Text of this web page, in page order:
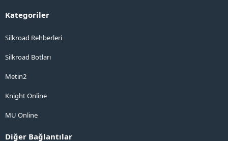
Kategoriler
Silkroad Rehberleri
Silkroad Botları
Metin2
Knight Online
MU Online
Diğer Bağlantılar